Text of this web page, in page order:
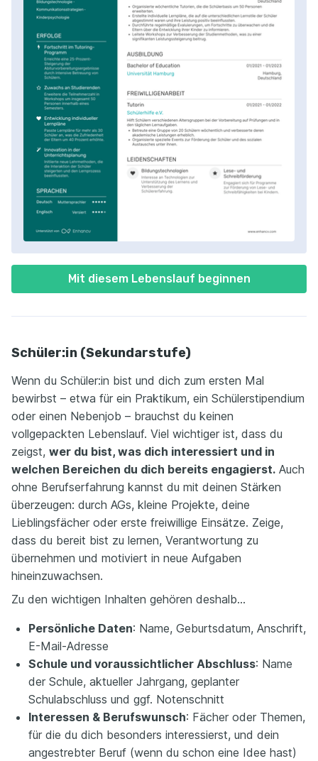
Mit diesem Lebenslauf beginnen
Schüler:in (Sekundarstufe)
Wenn du Schüler:in bist und dich zum ersten Mal
bewirbst – etwa für ein Praktikum, ein Schülerstipendium
oder einen Nebenjob – brauchst du keinen
vollgepackten Lebenslauf. Viel wichtiger ist, dass du
zeigst, wer du bist, was dich interessiert und in
welchen Bereichen du dich bereits engagierst. Auch
ohne Berufserfahrung kannst du mit deinen Stärken
überzeugen: durch AGs, kleine Projekte, deine
Lieblingsfächer oder erste freiwillige Einsätze. Zeige,
dass du bereit bist zu lernen, Verantwortung zu
übernehmen und motiviert in neue Aufgaben
hineinzuwachsen.
Zu den wichtigen Inhalten gehören deshalb…
Persönliche Daten: Name, Geburtsdatum, Anschrift,
E-Mail-Adresse
Schule und voraussichtlicher Abschluss: Name
der Schule, aktueller Jahrgang, geplanter
Schulabschluss und ggf. Notenschnitt
Interessen & Berufswunsch: Fächer oder Themen,
für die du dich besonders interessierst, und dein
angestrebter Beruf (wenn du schon eine Idee hast)